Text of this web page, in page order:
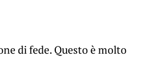
di fede. Questo è molto